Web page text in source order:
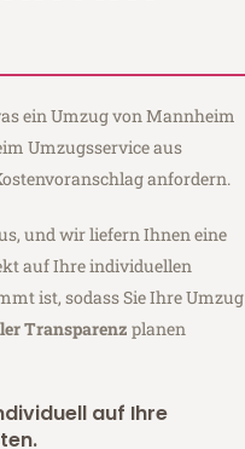
ein Umzug von Mannheim
Umzugsservice aus
anfordern.
und wir liefern Ihnen eine
auf Ihre individuellen
ist, sodass Sie Ihre Umzug
Transparenz planen
auf Ihre